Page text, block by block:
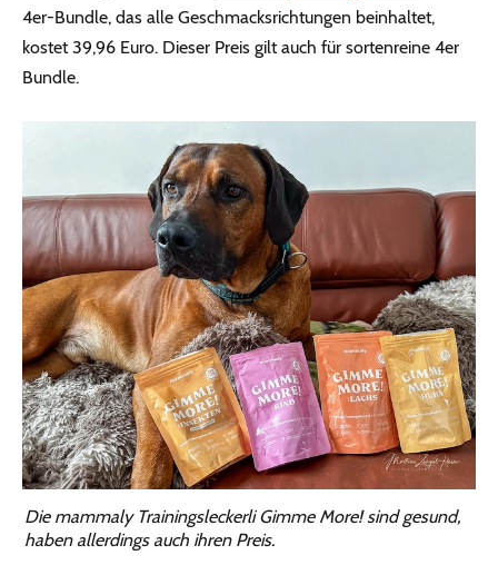
4er-Bundle, das alle Geschmacksrichtungen beinhaltet,
kostet 39,96 Euro. Dieser Preis gilt auch für sortenreine 4er
Bundle.
Die mammaly Trainingsleckerli Gimme More! sind gesund,
haben allerdings auch ihren Preis.